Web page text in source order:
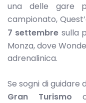
una delle gare
campionato,
7 settembre sulla
Monza, dove
adrenalinica.
Se sogni di guidare
Gran Turismo